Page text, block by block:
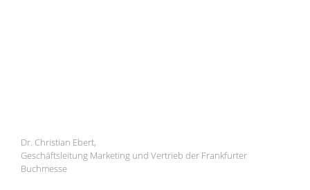
Dr. Christian Ebert,
Geschäftsleitung Marketing und Vertrieb der Frankfurter
Buchmesse